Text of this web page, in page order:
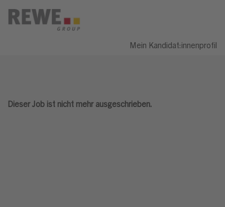
Mein Kandidat:innenprofil
Dieser Job ist nicht mehr ausgeschrieben.